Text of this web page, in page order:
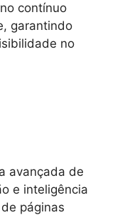
contínuo
garantindo
no
avançada de
e inteligência
páginas